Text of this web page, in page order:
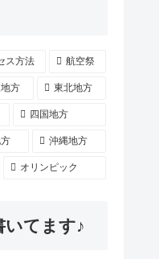
ス方法 航空祭
方 東北地方
四国地方
沖縄地方
オリンピック
てます♪